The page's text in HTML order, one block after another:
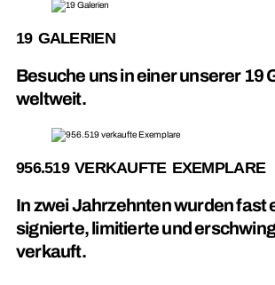
19 GALERIEN
Besuche uns in einer unserer 19
weltweit.
956.519 VERKAUFTE EXEMPLARE
In zwei Jahrzehnten wurden fast
signierte, limitierte und
verkauft.